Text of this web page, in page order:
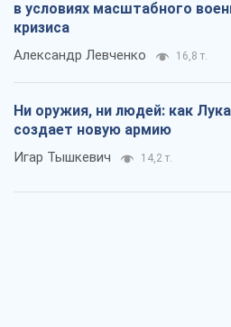
в условиях масштабного
кризиса
Александр Левченко 16,8 т.
Ни оружия, ни людей: как
создает новую армию
Игар Тышкевич 14,2 т.